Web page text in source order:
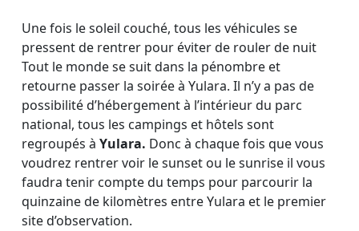
Une fois le soleil couché, tous les véhicules se
pressent de rentrer pour éviter de rouler de nuit
Tout le monde se suit dans la pénombre et
retourne passer la soirée à Yulara. Il n’y a pas de
possibilité d’hébergement à l’intérieur du parc
national, tous les campings et hôtels sont
regroupés àYulara. Donc à chaque fois que vous
voudrez rentrer voir le sunset ou le sunrise il vous
faudra tenir compte du temps pour parcourir la
quinzaine de kilomètres entre Yulara et le premier
site d’observation.